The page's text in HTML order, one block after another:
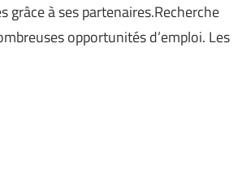
grâce à ses partenaires.Recherche
opportunités d’emploi. Les